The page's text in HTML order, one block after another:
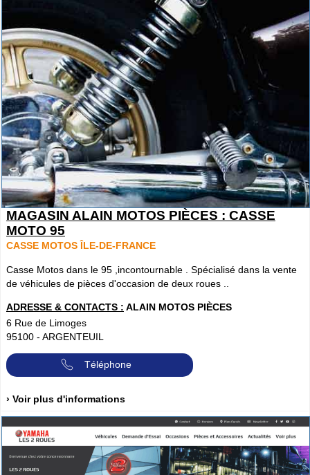
MAGASIN ALAIN MOTOS PIÈCES : CASSE
MOTO 95
CASSE MOTOS ÎLE-DE-FRANCE
Casse Motos dans le 95 ,incontournable . Spécialisé dans la vente
de véhicules de pièces d'occasion de deux roues ..
ADRESSE & CONTACTS : ALAIN MOTOS PIÈCES
6 Rue de Limoges
95100 - ARGENTEUIL
Téléphone
› Voir plus d'informations